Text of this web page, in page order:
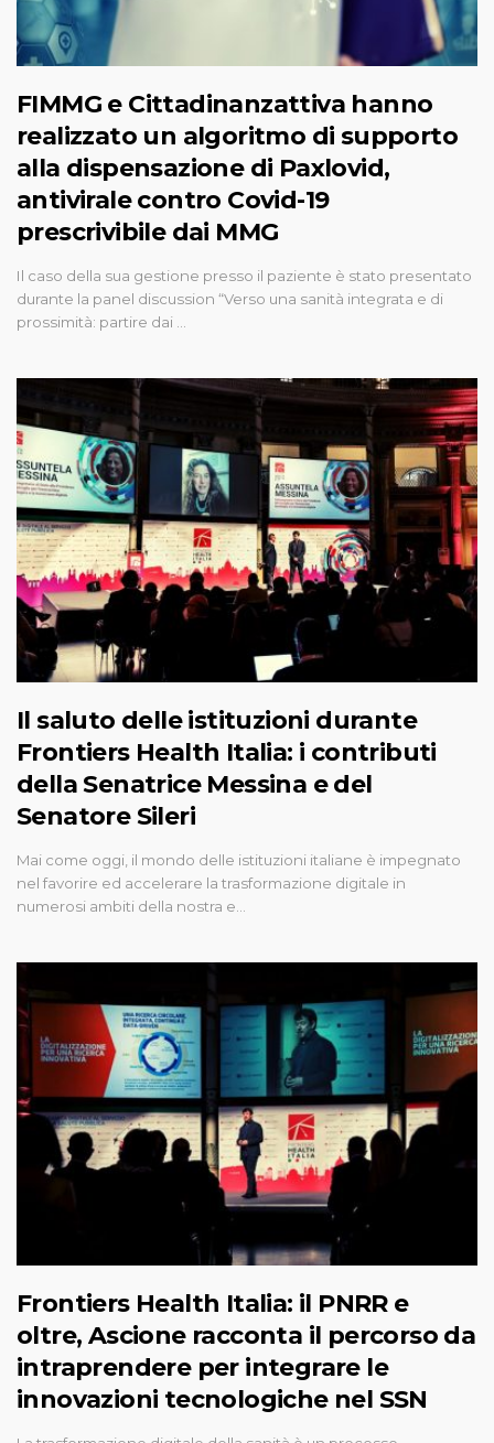
FIMMG e Cittadinanzattiva hanno
realizzato un algoritmo di supporto
alla dispensazione di Paxlovid,
antivirale contro Covid-19
prescrivibile dai MMG
Il caso della sua gestione presso il paziente è stato presentato
durante la panel discussion “Verso una sanità integrata e di
prossimità: partire dai …
Il saluto delle istituzioni durante
Frontiers Health Italia: i contributi
della Senatrice Messina e del
Senatore Sileri
Mai come oggi, il mondo delle istituzioni italiane è impegnato
nel favorire ed accelerare la trasformazione digitale in
numerosi ambiti della nostra e…
Frontiers Health Italia: il PNRR e
oltre, Ascione racconta il percorso da
intraprendere per integrare le
innovazioni tecnologiche nel SSN